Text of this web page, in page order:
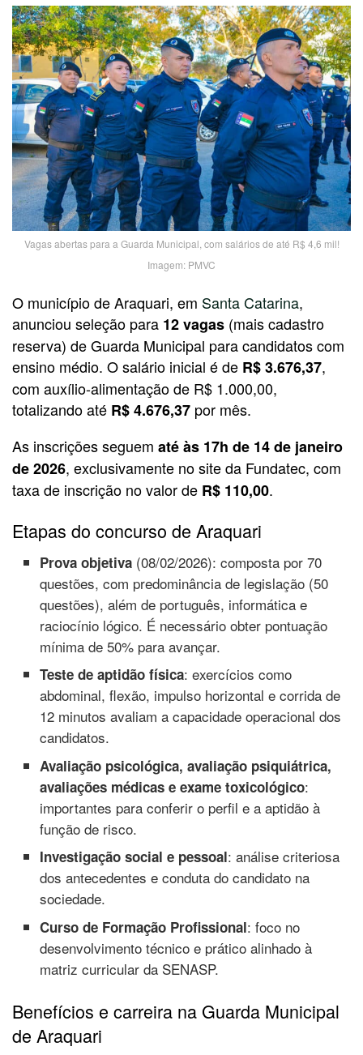
Vagas abertas para a Guarda Municipal, com salários de até R$ 4,6 mil!
Imagem: PMVC
O município de Araquari, em Santa Catarina,
anunciou seleção para 12 vagas (mais cadastro
reserva) de Guarda Municipal para candidatos com
ensino médio. O salário inicial é de R$ 3.676,37,
com auxílio-alimentação de R$ 1.000,00,
totalizando até R$ 4.676,37 por mês.
As inscrições seguem até às 17h de 14 de janeiro
de 2026, exclusivamente no site da Fundatec, com
taxa de inscrição no valor de R$ 110,00.
Etapas do concurso de Araquari
Prova objetiva (08/02/2026): composta por 70
questões, com predominância de legislação (50
questões), além de português, informática e
raciocínio lógico. É necessário obter pontuação
mínima de 50% para avançar.
Teste de aptidão física: exercícios como
abdominal, flexão, impulso horizontal e corrida de
12 minutos avaliam a capacidade operacional dos
candidatos.
Avaliação psicológica, avaliação psiquiátrica,
avaliações médicas e exame toxicológico:
importantes para conferir o perfil e a aptidão à
função de risco.
Investigação social e pessoal: análise criteriosa
dos antecedentes e conduta do candidato na
sociedade.
Curso de Formação Profissional: foco no
desenvolvimento técnico e prático alinhado à
matriz curricular da SENASP.
Benefícios e carreira na Guarda Municipal
de Araquari